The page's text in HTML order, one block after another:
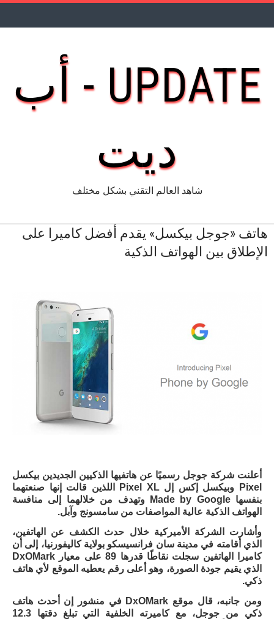
UPDATE - أب
ديت
شاهد العالم التقني بشكل مختلف
هاتف «جوجل بيكسل» يقدم أفضل كاميرا على
الإطلاق بين الهواتف الذكية
أعلنت شركة جوجل رسميًا عن هاتفيها الذكيين الجديدين بيكسل
Pixel وبيكسل إكس إل Pixel XL اللذين قالت إنها صنعتهما
بنفسها Made by Google وتهدف من خلالهما إلى منافسة
الهواتف الذكية عالية المواصفات من سامسونج وآبل.
وأشارت الشركة الأميركية خلال حدث الكشف عن الهاتفين،
الذي أقامته في مدينة سان فرانسيسكو بولاية كاليفورنيا، إلى أن
كاميرا الهاتفين سجلت نقاطًا قدرها 89 على معيار DxOMark
الذي يقيم جودة الصورة، وهو أعلى رقم يعطيه الموقع لأي هاتف
ذكي.
ومن جانبه، قال موقع DxOMark في منشور إن أحدث هاتف
ذكي من جوجل، مع كاميرته الخلفية التي تبلغ دقتها 12.3